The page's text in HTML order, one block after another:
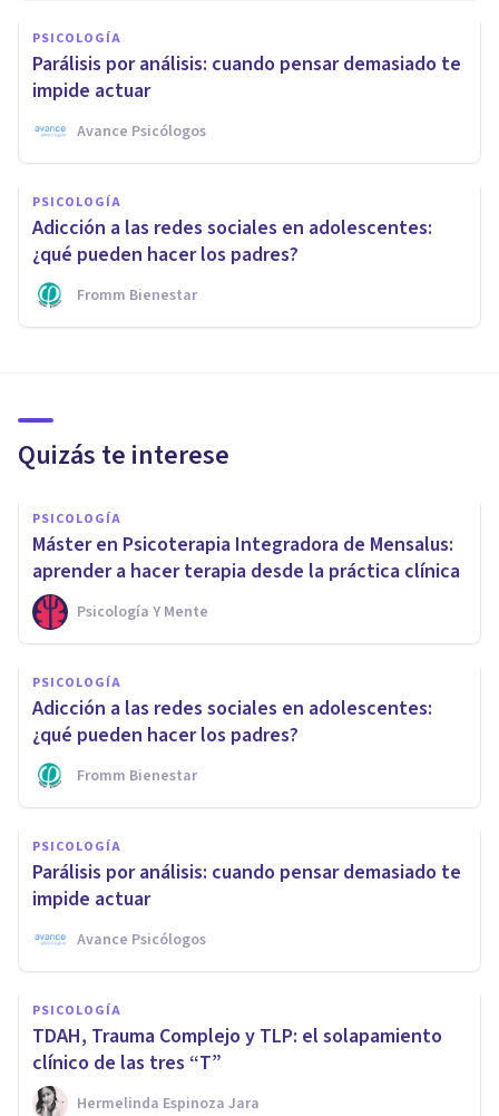
PSICOLOGÍA
Parálisis por análisis: cuando pensar demasiado te
impide actuar
Avance Psicólogos
PSICOLOGÍA
Adicción a las redes sociales en adolescentes:
¿qué pueden hacer los padres?
Fromm Bienestar
Quizás te interese
PSICOLOGÍA
Máster en Psicoterapia Integradora de Mensalus:
aprender a hacer terapia desde la práctica clínica
Psicología Y Mente
PSICOLOGÍA
Adicción a las redes sociales en adolescentes:
¿qué pueden hacer los padres?
Fromm Bienestar
PSICOLOGÍA
Parálisis por análisis: cuando pensar demasiado te
impide actuar
Avance Psicólogos
PSICOLOGÍA
TDAH, Trauma Complejo y TLP: el solapamiento
clínico de las tres “T”
Hermelinda Espinoza Jara